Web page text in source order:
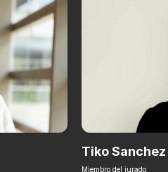
Tiko Sanchez
Miembro del jurado